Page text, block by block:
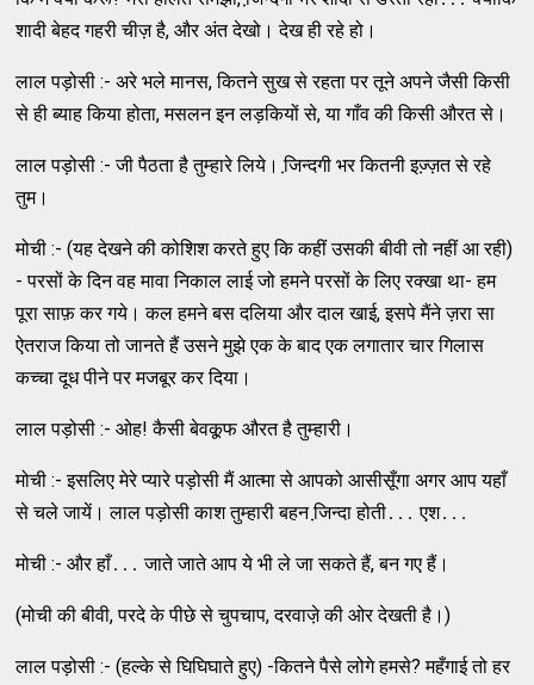
शादी बेहद गहरी चीज़ है, और अंत देखो। देख ही रहे हो।
लाल पड़ोसी :- अरे भले मानस, कितने सुख से रहता पर तूने अपने जैसी किसी
से ही ब्‍याह किया होता, मसलन इन लड़कियों से, या गाँव की किसी औरत से।
लाल पड़ोसी :- जी पैठता है तुम्‍हारे लिये। जि़न्‍दगी भर कितनी इज्‍़ज़त से रहे
तुम।
मोची :- (यह देखने की कोशिश करते हुए कि कहीं उसकी बीवी तो नहीं आ रही)
- परसों के दिन वह मावा निकाल लाई जो हमने परसों के लिए रक्‍खा था- हम
पूरा साफ़ कर गये। कल हमने बस दलिया और दाल खाई, इसपे मैंने ज़रा सा
ऐतराज किया तो जानते हैं उसने मुझे एक के बाद एक लगातार चार गिलास
कच्‍चा दूध पीने पर मजबूर कर दिया।
लाल पड़ोसी :- ओह! कैसी बेवकू़फ औरत है तुम्‍हारी।
मोची :- इसलिए मेरे प्‍यारे पड़ोसी मैं आत्‍मा से आपको आसीसूँगा अगर आप यहाँ
से चले जायें। लाल पड़ोसी काश तुम्‍हारी बहन जि़न्‍दा होती․․․ एश․․․
मोची :- और हाँ․․․ जाते जाते आप ये भी ले जा सकते हैं, बन गए हैं।
(मोची की बीवी, परदे के पीछे से चुपचाप, दरवाजे़ की ओर देखती है।)
लाल पड़ोसी :- (हल्‍के से घिघिघाते हुए) -कितने पैसे लोगे हमसे? महँगाई तो हर